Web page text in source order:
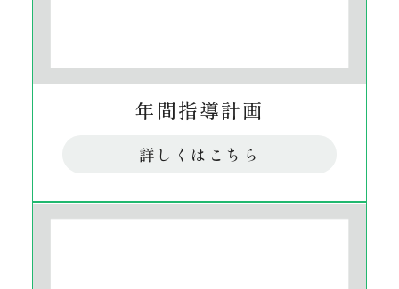
年間指導計画
詳しくはこちら